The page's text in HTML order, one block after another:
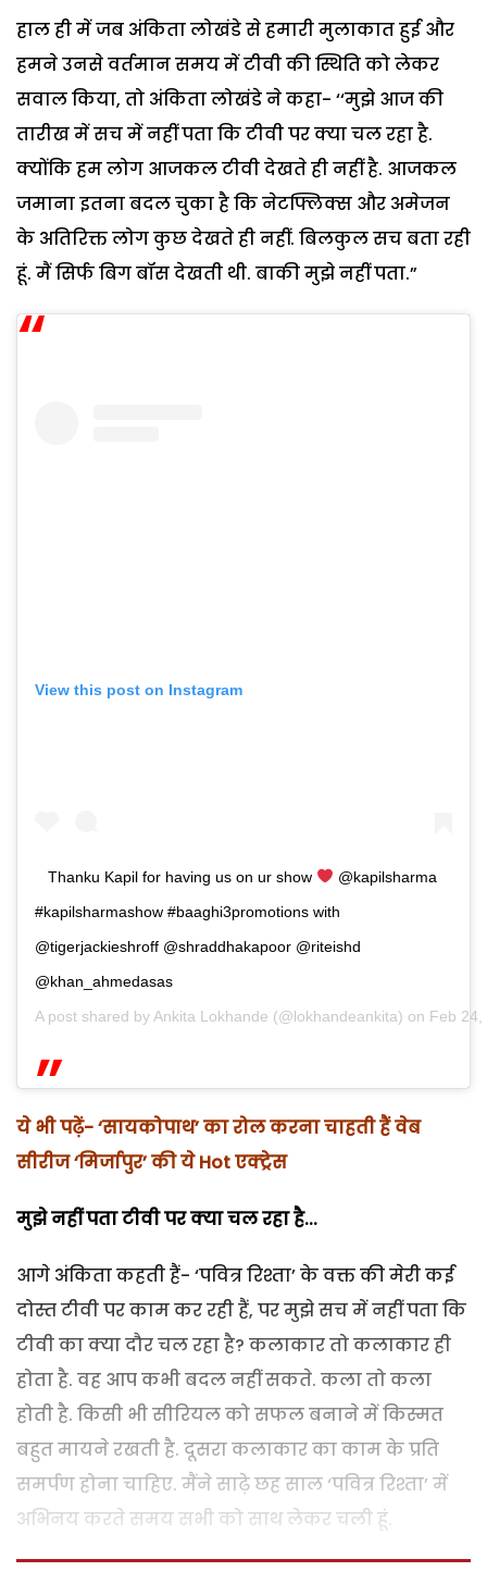
हाल ही में जब अंकिता लोखंडे से हमारी मुलाकात हुई और
हमने उनसे वर्तमान समय में टीवी की स्थिति को लेकर
सवाल किया, तो अंकिता लोखंडे ने कहा- ‘‘मुझे आज की
तारीख में सच में नहीं पता कि टीवी पर क्या चल रहा है.
क्योंकि हम लोग आजकल टीवी देखते ही नहीं है. आजकल
जमाना इतना बदल चुका है कि नेटफ्लिक्स और अमेजन
के अतिरिक्त लोग कुछ देखते ही नहीं. बिलकुल सच बता रही
हूं. मैं सिर्फ बिग बॉस देखती थी. बाकी मुझे नहीं पता.”
View this post on Instagram
Thanku Kapil for having us on ur show
@kapilsharma
#kapilsharmashow #baaghi3promotions with
@tigerjackieshroff @shraddhakapoor @riteishd
@khan_ahmedasas
A post shared by Ankita Lokhande (@lokhandeankita) on Feb 24,
ये भी पढ़ें-‘सायकोपाथ’ का रोल करना चाहती हैं वेब
सीरीज ‘मिर्जापुर’ की ये Hot एक्ट्रेस
मुझे नहीं पता टीवी पर क्या चल रहा है...
आगे अंकिता कहती हैं- ‘पवित्र रिश्ता’ के वक्त की मेरी कई
दोस्त टीवी पर काम कर रही हैं, पर मुझे सच में नहीं पता कि
टीवी का क्या दौर चल रहा है? कलाकार तो कलाकार ही
होता है. वह आप कभी बदल नहीं सकते. कला तो कला
होती है. किसी भी सीरियल को सफल बनाने में किस्मत
बहुत मायने रखती है. दूसरा कलाकार का काम के प्रति
समर्पण होना चाहिए. मैंने साढ़े छह साल ‘पवित्र रिश्ता’ में
अभिनय करते समय सभी को साथ लेकर चली हूं.